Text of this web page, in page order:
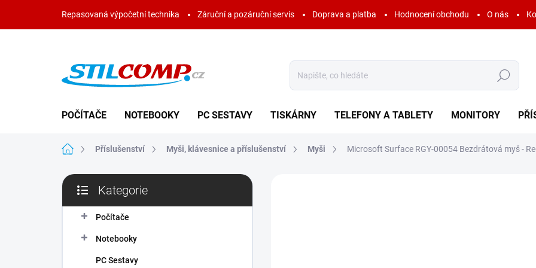
obsah
Repasovaná výpočetní technika Záruční a pozáruční servis Doprava a platba Hodnocení obchodu O nás
Hledat
POČÍTAČE NOTEBOOKY PC SESTAVY TISKÁRNY TELEFONY A TABLETY MONITORY
Domů Příslušenství Myši, klávesnice a příslušenství Myši Microsoft Surface RGY-00054 Bezdrátová myš -
P
s
kategorie
Kategorie
Počítače
Notebooky
PC Sestavy